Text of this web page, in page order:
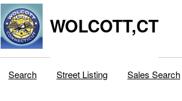
WOLCOTT,CT
Search Street Listing Sales Search